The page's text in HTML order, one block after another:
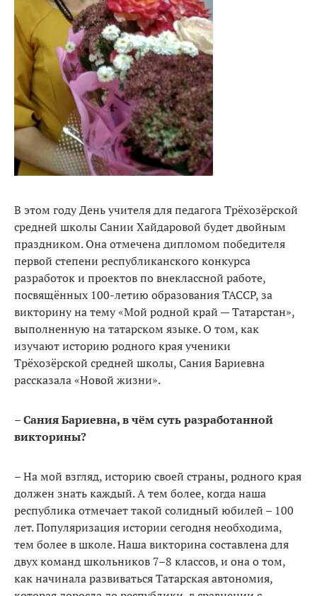
В этом году День учителя для педагога Трёхозёрской
средней школы Сании Хайдаровой будет двойным
праздником. Она отмечена дипломом победителя
первой степени республиканского конкурса
разработок и проектов по внеклассной работе,
посвящённых 100-летию образования ТАССР, за
викторину на тему «Мой родной край — Татарстан»,
выполненную на татарском языке. О том, как
изучают историю родного края ученики
Трёхозёрской средней школы, Сания Бариевна
рассказала «Новой жизни».
– Сания Бариевна, в чём суть разработанной
викторины?
– На мой взгляд, историю своей страны, родного края
должен знать каждый. А тем более, когда наша
республика отмечает такой солидный юбилей – 100
лет. Популяризация истории сегодня необходима,
тем более в школе. Наша викторина составлена для
двух команд школьников 7–8 классов, и она о том,
как начинала развиваться Татарская автономия,